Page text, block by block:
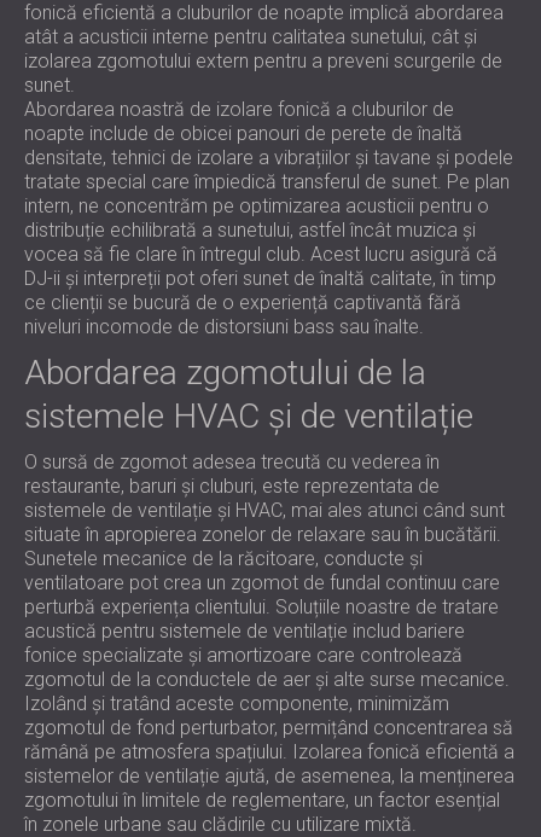
fonică eficientă a cluburilor de noapte implică abordarea
atât a acusticii interne pentru calitatea sunetului, cât și
izolarea zgomotului extern pentru a preveni scurgerile de
sunet.
Abordarea noastră de izolare fonică a cluburilor de
noapte include de obicei panouri de perete de înaltă
densitate, tehnici de izolare a vibrațiilor și tavane și podele
tratate special care împiedică transferul de sunet. Pe plan
intern, ne concentrăm pe optimizarea acusticii pentru o
distribuție echilibrată a sunetului, astfel încât muzica și
vocea să fie clare în întregul club. Acest lucru asigură că
DJ-ii și interpreții pot oferi sunet de înaltă calitate, în timp
ce clienții se bucură de o experiență captivantă fără
niveluri incomode de distorsiuni bass sau înalte.
Abordarea zgomotului de la
sistemele HVAC și de ventilație
O sursă de zgomot adesea trecută cu vederea în
restaurante, baruri și cluburi, este reprezentata de
sistemele de ventilație și HVAC, mai ales atunci când sunt
situate în apropierea zonelor de relaxare sau în bucătării.
Sunetele mecanice de la răcitoare, conducte și
ventilatoare pot crea un zgomot de fundal continuu care
perturbă experiența clientului. Soluțiile noastre de tratare
acustică pentru sistemele de ventilație includ bariere
fonice specializate și amortizoare care controlează
zgomotul de la conductele de aer și alte surse mecanice.
Izolând și tratând aceste componente, minimizăm
zgomotul de fond perturbator, permițând concentrarea să
rămână pe atmosfera spațiului. Izolarea fonică eficientă a
sistemelor de ventilație ajută, de asemenea, la menținerea
zgomotului în limitele de reglementare, un factor esențial
în zonele urbane sau clădirile cu utilizare mixtă.